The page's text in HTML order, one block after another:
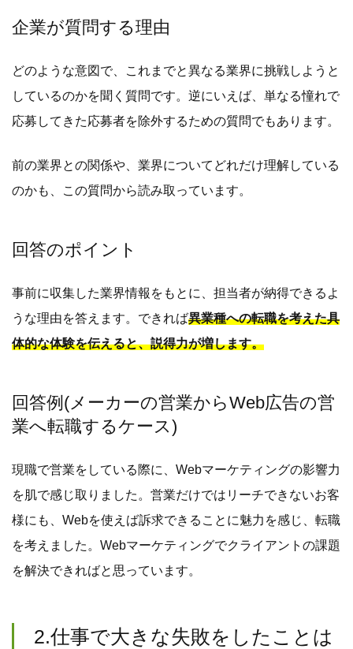
企業が質問する理由
どのような意図で、これまでと異なる業界に挑戦しようと
しているのかを聞く質問です。逆にいえば、単なる憧れで
応募してきた応募者を除外するための質問でもあります。
前の業界との関係や、業界についてどれだけ理解している
のかも、この質問から読み取っています。
回答のポイント
事前に収集した業界情報をもとに、担当者が納得できるよ
うな理由を答えます。できれば異業種への転職を考えた具
体的な体験を伝えると、説得力が増します。
回答例(メーカーの営業からWeb広告の営
業へ転職するケース)
現職で営業をしている際に、Webマーケティングの影響力
を肌で感じ取りました。営業だけではリーチできないお客
様にも、Webを使えば訴求できることに魅力を感じ、転職
を考えました。Webマーケティングでクライアントの課題
を解決できればと思っています。
2.仕事で大きな失敗をしたことは